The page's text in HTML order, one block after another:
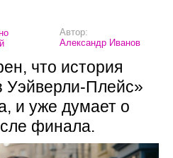
Автор:
Александр Иванов
что история
Уэйверли-Плейс»
и уже думает о
финала.